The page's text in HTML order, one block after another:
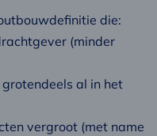
die:
(minder
al in het
vergroot (met name